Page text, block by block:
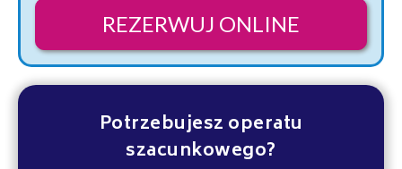
REZERWUJ ONLINE
Potrzebujesz operatu
szacunkowego?